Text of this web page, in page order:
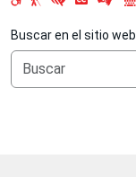
Buscar en el sitio web